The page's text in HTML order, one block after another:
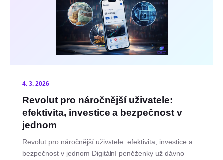
4. 3. 2026
Revolut pro náročnější uživatele:
efektivita, investice a bezpečnost v
jednom
Revolut pro náročnější uživatele: efektivita, investice a
bezpečnost v jednom Digitální peněženky už dávno